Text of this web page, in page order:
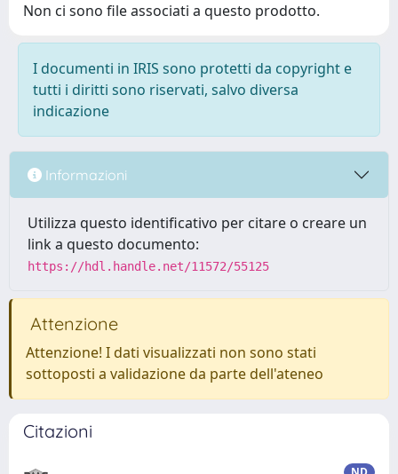
Non ci sono file associati a questo prodotto.
I documenti in IRIS sono protetti da copyright e
tutti i diritti sono riservati, salvo diversa
indicazione
Informazioni
Utilizza questo identificativo per citare o creare un
link a questo documento:
https://hdl.handle.net/11572/55125
Attenzione
Attenzione! I dati visualizzati non sono stati
sottoposti a validazione da parte dell'ateneo
Citazioni